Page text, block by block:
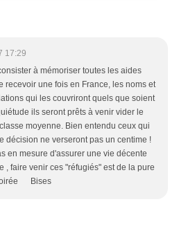
17:29
à mémoriser toutes les aides
recevoir une fois en France, les noms et
qui les couvriront quels que soient
ils seront prêts à venir vider le
moyenne. Bien entendu ceux qui
décision ne verseront pas un centime !
en mesure d'assurer une vie décente
, faire venir ces "réfugiés" est de la pure
Bises